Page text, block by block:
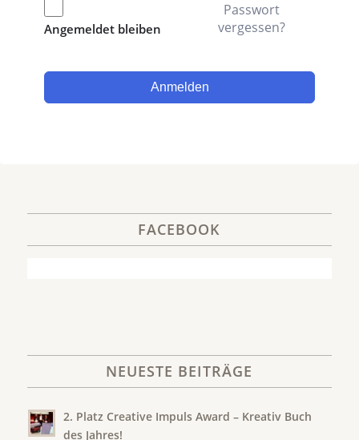
Angemeldet bleiben
Passwort
vergessen?
Anmelden
FACEBOOK
NEUESTE BEITRÄGE
2. Platz Creative Impuls Award – Kreativ Buch
des Jahres!